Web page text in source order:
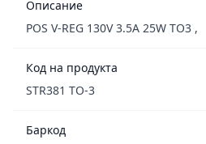
Описание
POS V-REG 130V 3.5A 25W TO3 ,
Код на продукта
STR381 TO-3
Баркод